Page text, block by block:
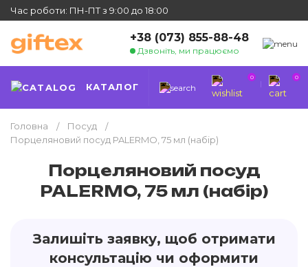
Час роботи: ПН-ПТ з 9:00 до 18:00
+38 (073) 855-88-48
Дзвоніть, ми працюємо
КАТАЛОГ
0 0
Головна
Посуд
Порцеляновий посуд PALERMO, 75 мл (набір)
Порцеляновий посуд
PALERMO, 75 мл (набір)
Залишіть заявку, щоб отримати
консультацію чи оформити